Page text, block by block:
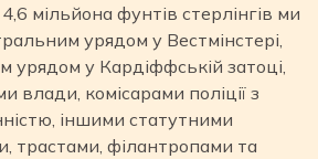
мільйона фунтів стерлінгів ми
урядом у Вестмінстері,
урядом у Кардіффській затоці,
влади, комісарами поліції з
іншими статутними
трастами, філантропами та